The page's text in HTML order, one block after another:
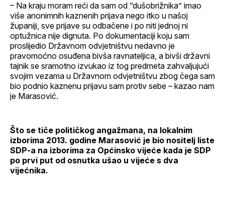
– Na kraju moram reći da sam od “dušobrižnika” imao
više anonimnih kaznenih prijava nego itko u našoj
županiji, sve prijave su odbačene i po niti jednoj ni
optužnica nije dignuta. Po dokumentaciji koju sam
proslijedio Državnom odvjetništvu nedavno je
pravomoćno osuđena bivša ravnateljica, a bivši državni
tajnik se sramotno izvukao iz tog predmeta zahvaljujući
svojim vezama u Državnom odvjetništvu zbog čega sam
bio podnio kaznenu prijavu sam protiv sebe – kazao nam
je Marasović.
Što se tiče političkog angažmana, na lokalnim
izborima 2013. godine Marasović je bio nositelj liste
SDP-a na izborima za Općinsko vijeće kada je SDP
po prvi put od osnutka ušao u vijeće s dva
vijećnika.